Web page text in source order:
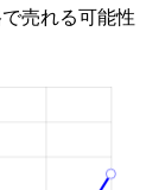
売れる可能性